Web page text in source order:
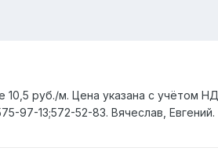
руб./м. Цена указана с учётом
97-13;572-52-83. Вячеслав, Евгений.